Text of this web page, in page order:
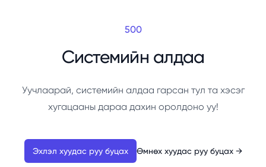
500
Системийн алдаа
Уучлаарай, системийн алдаа гарсан тул та хэсэг
хугацааны дараа дахин оролдоно уу!
Эхлэл хуудас руу буцах Өмнөх хуудас руу буцах →